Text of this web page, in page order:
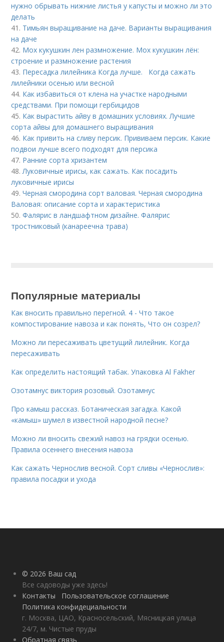
нужно обрывать нижние листья у капусты и можно ли это
делать
41. Тимьян выращивание на даче. Варианты выращивания
на даче
42. Мох кукушкин лен размножение. Мох кукушкин лён:
строение и размножение растения
43. Пересадка лилейника Когда лучше. Когда сажать
лилейники осенью или весной
44. Как избавиться от клена на участке народными
средствами. При помощи гербицидов
45. Как вырастить айву в домашних условиях. Лучшие
сорта айвы для домашнего выращивания
46. Как привить на сливу персик. Прививаем персик. Какие
подвои лучше всего подходят для персика
47. Ранние сорта хризантем
48.Луковичные ирисы, как сажать. Как посадить
луковичные ирисы
49.Черная смородина сорт валовая. Черная смородина
Валовая: описание сорта и характеристика
50.Фалярис в ландшафтном дизайне. Фалярис
тростниковый (канареечна трава)
Популярные материалы
Как вносить правильно перегной. 4 - Что такое
компостирование навоза и как понять, Что он созрел?
Можно ли пересаживать цветущий лилейник. Когда
пересаживать
Как определить настоящий табак. Упаковка Al Fakher
Озотамнус виктория розовый. Озотамнус
Про камыш рассказ. Ботаническая загадка. Какой
«камыш» шумел в известной народной песне?
Можно ли вносить свежий навоз на грядки осенью.
Правила осеннего внесения навоза
Как сажать Чернослив весной. Сорт сливы «Чернослив»:
правила посадки и ухода
© 2026 Ваш сад
Все садоводы уже здесь!
Контакты
Пользовательское соглашение
Политика конфидециальности
г. Москва, ЦАО, Красносельский, Мясницкая улица
24/7, м. Чистые пруды
Обратная связь